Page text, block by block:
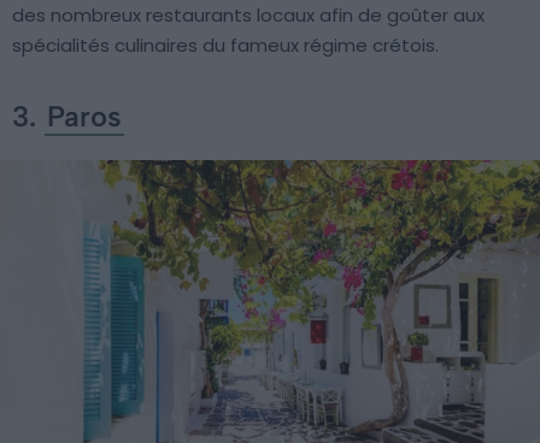
des nombreux restaurants locaux afin de goûter aux
spécialités culinaires du fameux régime crétois.
3. Paros